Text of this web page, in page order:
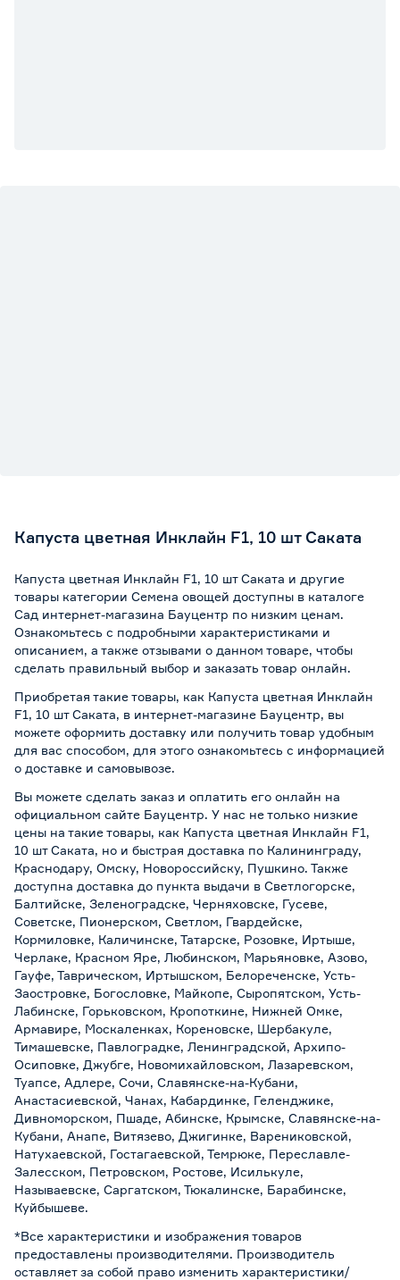
Капуста цветная Инклайн F1, 10 шт Саката
Капуста цветная Инклайн F1, 10 шт Саката и другие
товары категории Семена овощей доступны в каталоге
Сад интернет-магазина Бауцентр по низким ценам.
Ознакомьтесь с подробными характеристиками и
описанием, а также отзывами о данном товаре, чтобы
сделать правильный выбор и заказать товар онлайн.
Приобретая такие товары, как Капуста цветная Инклайн
F1, 10 шт Саката, в интернет-магазине Бауцентр, вы
можете оформить доставку или получить товар удобным
для вас способом, для этого ознакомьтесь с информацией
о доставке и самовывозе.
Вы можете сделать заказ и оплатить его онлайн на
официальном сайте Бауцентр. У нас не только низкие
цены на такие товары, как Капуста цветная Инклайн F1,
10 шт Саката, но и быстрая доставка по Калининграду,
Краснодару, Омску, Новороссийску, Пушкино. Также
доступна доставка до пункта выдачи в Светлогорске,
Балтийске, Зеленоградске, Черняховске, Гусеве,
Советске, Пионерском, Светлом, Гвардейске,
Кормиловке, Каличинске, Татарске, Розовке, Иртыше,
Черлаке, Красном Яре, Любинском, Марьяновке, Азово,
Гауфе, Таврическом, Иртышском, Белореченске, Усть-
Заостровке, Богословке, Майкопе, Сыропятском, Усть-
Лабинске, Горьковском, Кропоткине, Нижней Омке,
Армавире, Москаленках, Кореновске, Шербакуле,
Тимашевске, Павлоградке, Ленинградской, Архипо-
Осиповке, Джубге, Новомихайловском, Лазаревском,
Туапсе, Адлере, Сочи, Славянске-на-Кубани,
Анастасиевской, Чанах, Кабардинке, Геленджике,
Дивноморском, Пшаде, Абинске, Крымске, Славянске-на-
Кубани, Анапе, Витязево, Джигинке, Варениковской,
Натухаевской, Гостагаевской, Темрюке, Переславле-
Залесском, Петровском, Ростове, Исилькуле,
Называевске, Саргатском, Тюкалинске, Барабинске,
Куйбышеве.
*Все характеристики и изображения товаров
предоставлены производителями. Производитель
оставляет за собой право изменить характеристики/